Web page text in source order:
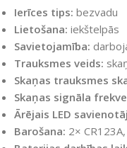
Ierīces tips: bezvadu
Lietošana: iekštelpās
Savietojamība:
Trauksmes veids:
Skaņas trauksmes
Skaņas signāla
Ārējais LED
Barošana: 2×